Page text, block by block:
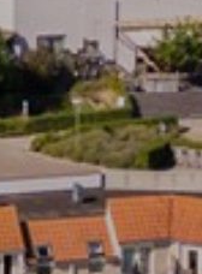
te analyseren.
advertenties
en relevant zijn
advertenties
en externe